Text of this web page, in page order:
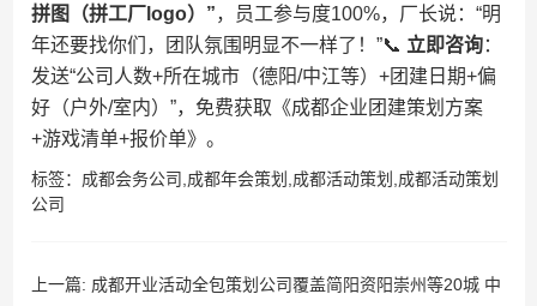
拼图（拼工厂logo）”​​，员工参与度100%，厂长说：“明
年还要找你们，团队氛围明显不一样了！”📞 ​ ​立即咨询​​：
发送“公司人数+所在城市（德阳/中江等）+团建日期+偏
好（户外/室内）”，免费获取《成都企业团建策划方案
+游戏清单+报价单》。
标签： 成都会务公司 成都年会策划 成都活动策划 成都活动策划
公司
上一篇: 成都开业活动全包策划公司覆盖简阳资阳崇州等20城 中